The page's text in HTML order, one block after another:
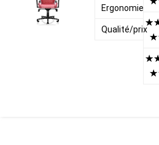
Ergonomie
Qualité/prix
☆
☆
☆
☆